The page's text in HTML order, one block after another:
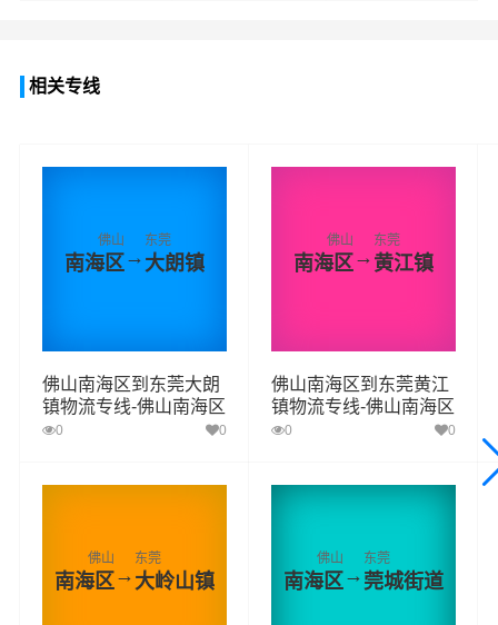
相关专线
佛山
南海区→
东莞
大朗镇
佛山南海区到东莞大朗
镇物流专线-佛山南海区
至东莞大朗镇物流公司
0 0
佛山
南海区→
东莞
黄江镇
佛山南海区到东莞黄江
镇物流专线-佛山南海区
至东莞黄江镇物流公司
0 0
佛山
南海区→
东莞
大岭山镇
佛山
南海区→
东莞
莞城街道